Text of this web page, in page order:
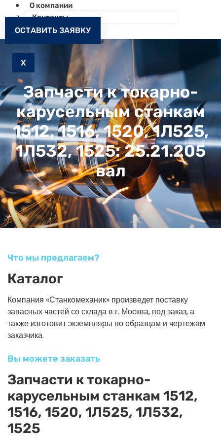
О компании
Контакты
Как заказать
Запчасти к станкам
X
ОСТАВИТЬ ЗАЯВКУ
Запчасти к токарно-
карусельным станкам
1512, 1516, 1520, 1Л525,
1Л532, 1525: 25.21.205
вал
Что мы предлагаем?
Каталог
Компания «Станкомеханик» произведет поставку
запасных частей со склада в г. Москва, под заказ, а
также изготовит экземпляры по образцам и чертежам
заказчика.
Вы можете заказать
Запчасти к токарно-
карусельным станкам 1512,
1516, 1520, 1Л525, 1Л532,
1525